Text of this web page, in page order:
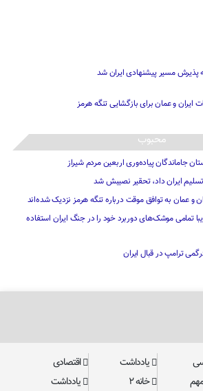
پذیرش مسیر پیشنهادی ایران شد
ایران و عمان برای بازگشایی تنگه هرمز
محبوب
جاماندگان پیاده‌وری اربعین مردم شیراز
ایران داد، تحقیر نصیبش شد
و عمان به توافق موقت درباره تنگه هرمز نزدیک شده‌اند
تمامی موشک‌های دوربرد خود را در جنگ ایران استفاده
ترامپ در قبال ایران
یادداشت
اقتصادی
خانه ۲ یادداشت